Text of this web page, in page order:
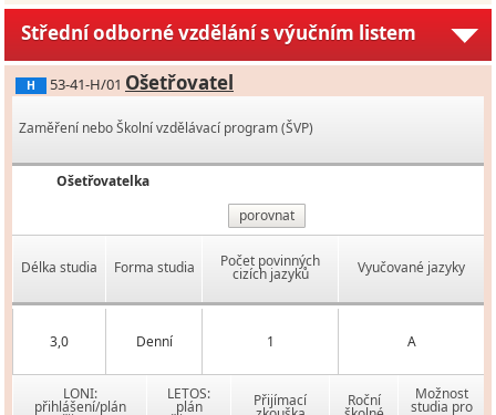
Střední odborné vzdělání s výučním listem
H 53-41-H/01 Ošetřovatel
Zaměření nebo Školní vzdělávací program (ŠVP)
Ošetřovatelka
porovnat
Délka studia Forma studia Počet povinných
cizích jazyků Vyučované jazyky
3,0 Denní 1 A
LONI:
přihlášení/plán
LETOS:
plán Přijímací Roční Možnost
studia pro